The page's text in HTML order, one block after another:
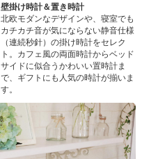
壁掛け時計＆置き時計
北欧モダンなデザインや、寝室でも
カチカチ音が気にならない静音仕様
（連続秒針）の掛け時計をセレク
ト。カフェ風の両面時計からベッド
サイドに似合うかわいい置時計ま
で、ギフトにも人気の時計が揃いま
す。